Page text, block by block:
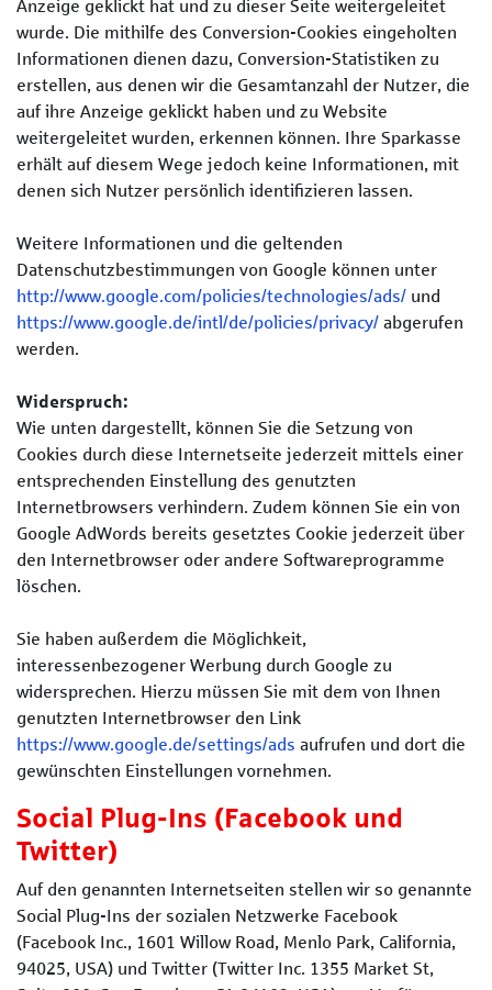
Anzeige geklickt hat und zu dieser Seite weitergeleitet
wurde. Die mithilfe des Conversion-Cookies eingeholten
Informationen dienen dazu, Conversion-Statistiken zu
erstellen, aus denen wir die Gesamtanzahl der Nutzer, die
auf ihre Anzeige geklickt haben und zu Website
weitergeleitet wurden, erkennen können. Ihre Sparkasse
erhält auf diesem Wege jedoch keine Informationen, mit
denen sich Nutzer persönlich identifizieren lassen.
Weitere Informationen und die geltenden
Datenschutzbestimmungen von Google können unter
http://www.google.com/policies/technologies/ads/ und
https://www.google.de/intl/de/policies/privacy/ abgerufen
werden.
Widerspruch:
Wie unten dargestellt, können Sie die Setzung von
Cookies durch diese Internetseite jederzeit mittels einer
entsprechenden Einstellung des genutzten
Internetbrowsers verhindern. Zudem können Sie ein von
Google AdWords bereits gesetztes Cookie jederzeit über
den Internetbrowser oder andere Softwareprogramme
löschen.
Sie haben außerdem die Möglichkeit,
interessenbezogener Werbung durch Google zu
widersprechen. Hierzu müssen Sie mit dem von Ihnen
genutzten Internetbrowser den Link
https://www.google.de/settings/ads aufrufen und dort die
gewünschten Einstellungen vornehmen.
Social Plug-Ins (Facebook und
Twitter)
Auf den genannten Internetseiten stellen wir so genannte
Social Plug-Ins der sozialen Netzwerke Facebook
(Facebook Inc., 1601 Willow Road, Menlo Park, California,
94025, USA) und Twitter (Twitter Inc. 1355 Market St,